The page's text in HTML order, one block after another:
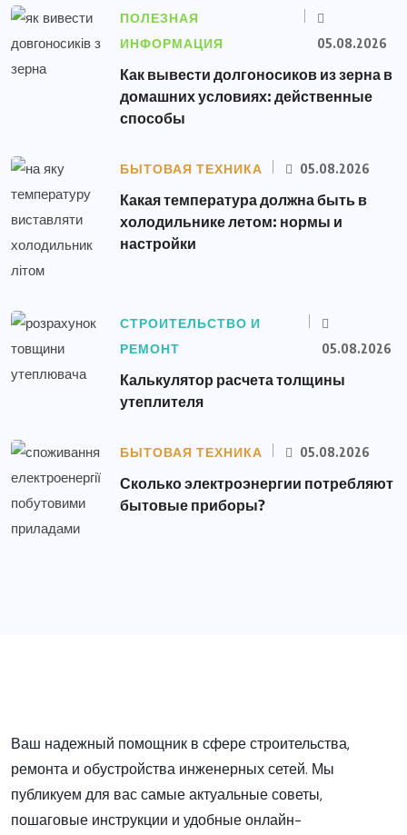
ПОЛЕЗНАЯ
ИНФОРМАЦИЯ
05.08.2026
Как вывести долгоносиков из зерна в
домашних условиях: действенные
способы
БЫТОВАЯ ТЕХНИКА 05.08.2026
Какая температура должна быть в
холодильнике летом: нормы и
настройки
СТРОИТЕЛЬСТВО И
РЕМОНТ
05.08.2026
Калькулятор расчета толщины
утеплителя
БЫТОВАЯ ТЕХНИКА 05.08.2026
Сколько электроэнергии потребляют
бытовые приборы?
Ваш надежный помощник в сфере строительства,
ремонта и обустройства инженерных сетей. Мы
публикуем для вас самые актуальные советы,
пошаговые инструкции и удобные онлайн-